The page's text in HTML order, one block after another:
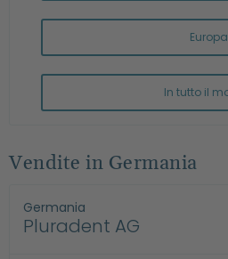
Europa
In tutto il
Vendite in Germania
Germania
Pluradent AG